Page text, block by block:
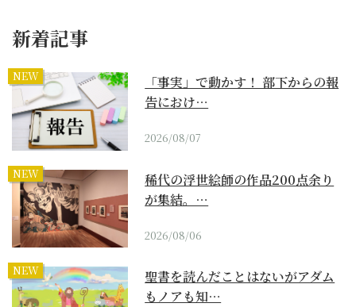
新着記事
NEW
「事実」で動かす！ 部下からの報
告におけ…
2026/08/07
NEW
稀代の浮世絵師の作品200点余り
が集結。…
2026/08/06
NEW
聖書を読んだことはないがアダム
もノアも知…